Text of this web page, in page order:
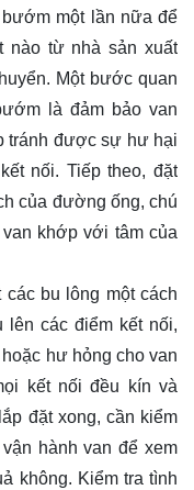
một lần nữa để
nào từ nhà sản xuất
Một bước quan
là đảm bảo van
tránh được sự hư hại
nối. Tiếp theo, đặt
của đường ống, chú
khớp với tâm của
bu lông một cách
lên các điểm kết nối,
hư hỏng cho van
kết nối đều kín và
đặt xong, cần kiểm
hành van để xem
không. Kiểm tra tình